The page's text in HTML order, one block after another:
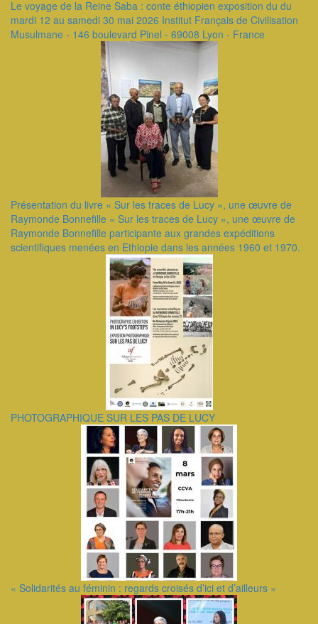
Le voyage de la Reine Saba : conte éthiopien exposition du du
mardi 12 au samedi 30 mai 2026 Institut Français de Civilisation
Musulmane - 146 boulevard Pinel - 69008 Lyon - France
Présentation du livre « Sur les traces de Lucy », une œuvre de
Raymonde Bonnefille ​« Sur les traces de Lucy », une œuvre de
Raymonde Bonnefille participante aux grandes expéditions
scientifiques menées en Ethiopie dans les années 1960 et 1970.
PHOTOGRAPHIQUE SUR LES PAS DE LUCY
« Solidarités au féminin : regards croisés d’ici et d’ailleurs »